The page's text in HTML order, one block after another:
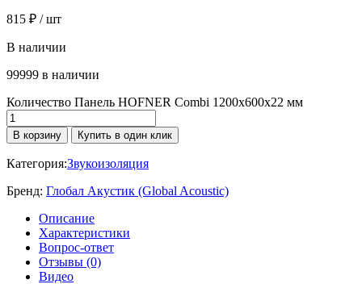
815 ₽ / шт
В наличии
99999 в наличии
Количество Панель HOFNER Combi 1200х600х22 мм
В корзину Купить в один клик
Категория:Звукоизоляция
Бренд: Глобал Акустик (Global Acoustic)
Описание
Характеристики
Вопрос-ответ
Отзывы (0)
Видео